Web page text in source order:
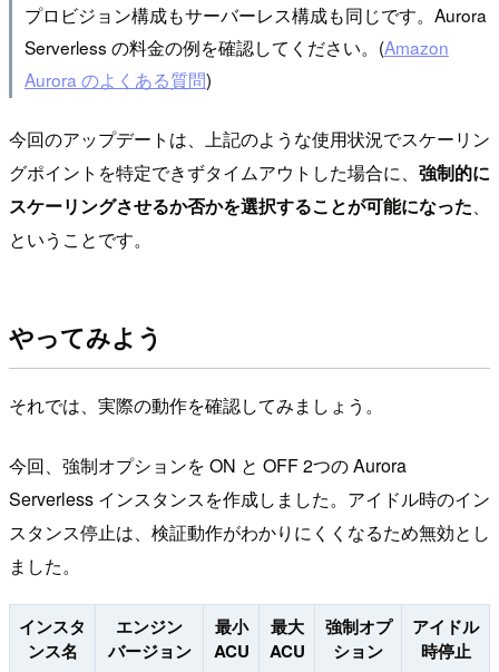
プロビジョン構成もサーバーレス構成も同じです。Aurora
Serverless の料金の例を確認してください。(Amazon
Aurora のよくある質問)
今回のアップデートは、上記のような使用状況でスケーリン
グポイントを特定できずタイムアウトした場合に、 強制的に
スケーリングさせるか否かを選択することが可能になった、
ということです。
やってみよう
それでは、実際の動作を確認してみましょう。
今回、強制オプションを ON と OFF 2つの Aurora
Serverless インスタンスを作成しました。アイドル時のイン
スタンス停止は、検証動作がわかりにくくなるため無効とし
ました。
インスタ
ンス名
エンジン
バージョン
最小
ACU
最大
ACU
強制オプ
ション
アイドル
時停止